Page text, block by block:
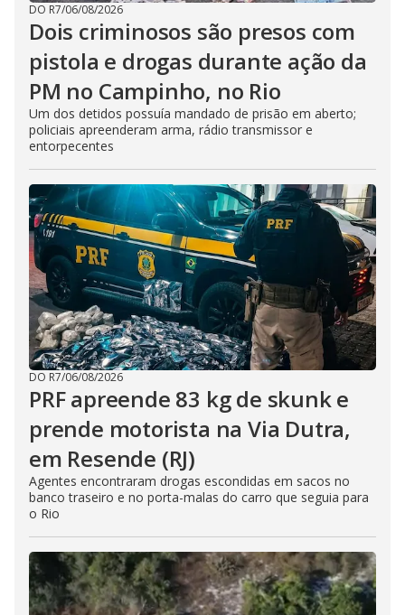
DO R7/06/08/2026
Dois criminosos são presos com
pistola e drogas durante ação da
PM no Campinho, no Rio
Um dos detidos possuía mandado de prisão em aberto;
policiais apreenderam arma, rádio transmissor e
entorpecentes
DO R7/06/08/2026
PRF apreende 83 kg de skunk e
prende motorista na Via Dutra,
em Resende (RJ)
Agentes encontraram drogas escondidas em sacos no
banco traseiro e no porta-malas do carro que seguia para
o Rio